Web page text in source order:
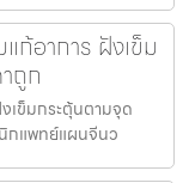
ก้อาการ ฝังเข็ม
ถูก
เข็มกระตุ้นตามจุด
นิกแพทย์แผนจีนว